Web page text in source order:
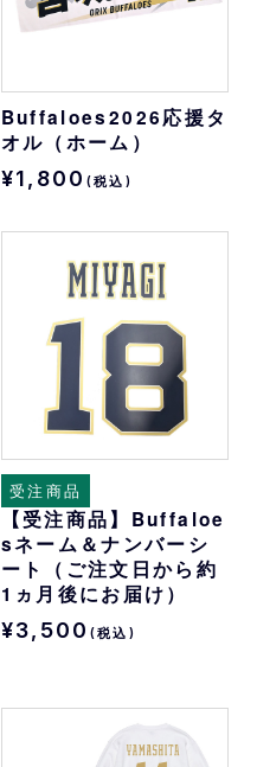
Buffaloes2026応援タ
オル（ホーム）
¥1,800 (税込)
受注商品
【受注商品】Buffaloe
sネーム＆ナンバーシ
ート（ご注文日から約
1ヵ月後にお届け）
¥3,500 (税込)